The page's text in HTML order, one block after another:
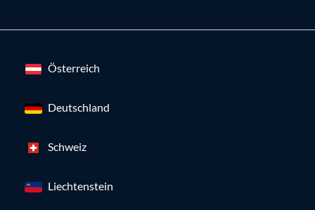
Österreich
Deutschland
Schweiz
Liechtenstein